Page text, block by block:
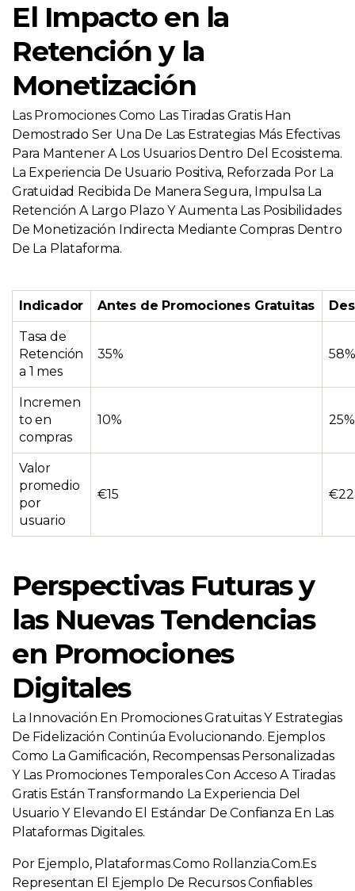
El Impacto en la
Retención y la
Monetización
Las Promociones Como Las Tiradas Gratis Han
Demostrado Ser Una De Las Estrategias Más Efectivas
Para Mantener A Los Usuarios Dentro Del Ecosistema.
La Experiencia De Usuario Positiva, Reforzada Por La
Gratuidad Recibida De Manera Segura, Impulsa La
Retención A Largo Plazo Y Aumenta Las Posibilidades
De Monetización Indirecta Mediante Compras Dentro
De La Plataforma.
Indicador Antes de Promociones Gratuitas
Tasa de
Retención
a 1 mes
35% 58%
Incremen
to en
compras
10% 25%
Valor
promedio
por
usuario
€15 €22
Perspectivas Futuras y
las Nuevas Tendencias
en Promociones
Digitales
La Innovación En Promociones Gratuitas Y Estrategias
De Fidelización Continúa Evolucionando. Ejemplos
Como La Gamificación, Recompensas Personalizadas
Y Las Promociones Temporales Con Acceso A Tiradas
Gratis Están Transformando La Experiencia Del
Usuario Y Elevando El Estándar De Confianza En Las
Plataformas Digitales.
Por Ejemplo, Plataformas Como Rollanzia.com.es
Representan El Ejemplo De Recursos Confiables